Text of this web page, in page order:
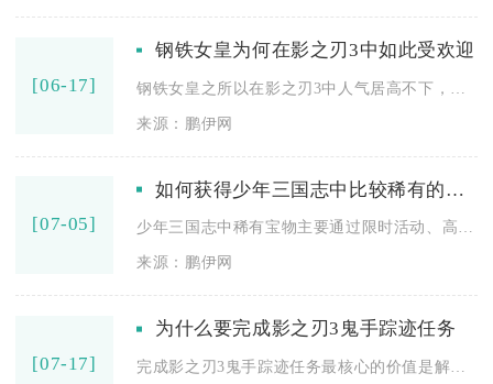
[06-17]
钢铁女皇为何在影之刃3中如此受欢迎
来源：鹏伊网
[07-05]
如何获得少年三国志中比较稀有的宝物
来源：鹏伊网
[07-17]
为什么要完成影之刃3鬼手踪迹任务